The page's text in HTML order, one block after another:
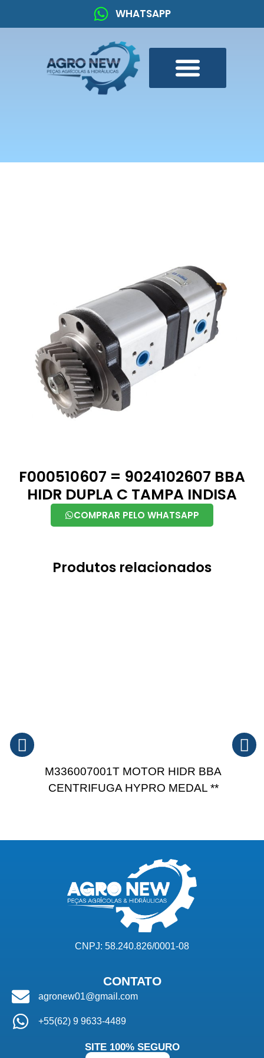
WHATSAPP
F000510607 = 9024102607 BBA
HIDR DUPLA C TAMPA INDISA
COMPRAR PELO WHATSAPP
Produtos relacionados
M336007001T MOTOR HIDR BBA
CENTRIFUGA HYPRO MEDAL **
CNPJ: 58.240.826/0001-08
CONTATO
agronew01@gmail.com
+55(62) 9 9633-4489
SITE 100% SEGURO